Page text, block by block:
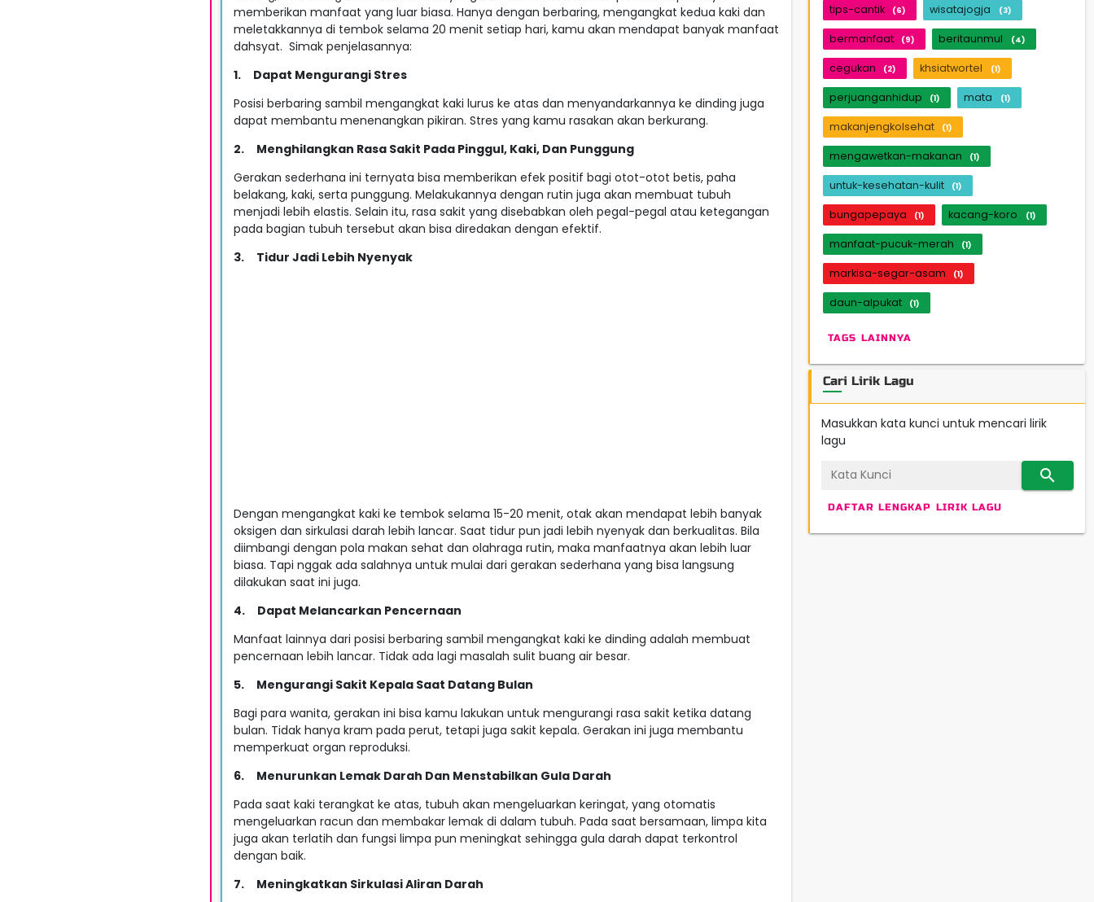
memberikan manfaat yang luar biasa. Hanya dengan berbaring, mengangkat kedua kaki dan
meletakkannya di tembok selama 20 menit setiap hari, kamu akan mendapat banyak manfaat
dahsyat. Simak penjelasannya:
1.
Dapat Mengurangi Stres
Posisi berbaring sambil mengangkat kaki lurus ke atas dan menyandarkannya ke dinding juga
dapat membantu menenangkan pikiran. Stres yang kamu rasakan akan berkurang.
2.
Menghilangkan Rasa Sakit Pada Pinggul, Kaki, Dan Punggung
Gerakan sederhana ini ternyata bisa memberikan efek positif bagi otot-otot betis, paha
belakang, kaki, serta punggung. Melakukannya dengan rutin juga akan membuat tubuh
menjadi lebih elastis. Selain itu, rasa sakit yang disebabkan oleh pegal-pegal atau ketegangan
pada bagian tubuh tersebut akan bisa diredakan dengan efektif.
3.
Tidur Jadi Lebih Nyenyak
Dengan mengangkat kaki ke tembok selama 15-20 menit, otak akan mendapat lebih banyak
oksigen dan sirkulasi darah lebih lancar. Saat tidur pun jadi lebih nyenyak dan berkualitas. Bila
diimbangi dengan pola makan sehat dan olahraga rutin, maka manfaatnya akan lebih luar
biasa. Tapi nggak ada salahnya untuk mulai dari gerakan sederhana yang bisa langsung
dilakukan saat ini juga.
4.
Dapat Melancarkan Pencernaan
Manfaat lainnya dari posisi berbaring sambil mengangkat kaki ke dinding adalah membuat
pencernaan lebih lancar. Tidak ada lagi masalah sulit buang air besar.
5.
Mengurangi Sakit Kepala Saat Datang Bulan
Bagi para wanita, gerakan ini bisa kamu lakukan untuk mengurangi rasa sakit ketika datang
bulan. Tidak hanya kram pada perut, tetapi juga sakit kepala. Gerakan ini juga membantu
memperkuat organ reproduksi.
6.
Menurunkan Lemak Darah Dan Menstabilkan Gula Darah
Pada saat kaki terangkat ke atas, tubuh akan mengeluarkan keringat, yang otomatis
mengeluarkan racun dan membakar lemak di dalam tubuh. Pada saat bersamaan, limpa kita
juga akan terlatih dan fungsi limpa pun meningkat sehingga gula darah dapat terkontrol
dengan baik.
7.
Meningkatkan Sirkulasi Aliran Darah
tips-cantik (6) wisatajogja (3)
bermanfaat (9) beritaunmul (4)
cegukan (2) khsiatwortel (1)
perjuanganhidup (1) mata (1)
makanjengkolsehat (1)
mengawetkan-makanan (1)
untuk-kesehatan-kulit (1)
bungapepaya (1) kacang-koro (1)
manfaat-pucuk-merah (1)
markisa-segar-asam (1)
daun-alpukat (1)
TAGS LAINNYA
Cari Lirik Lagu
Masukkan kata kunci untuk mencari lirik
lagu
search
DAFTAR LENGKAP LIRIK LAGU